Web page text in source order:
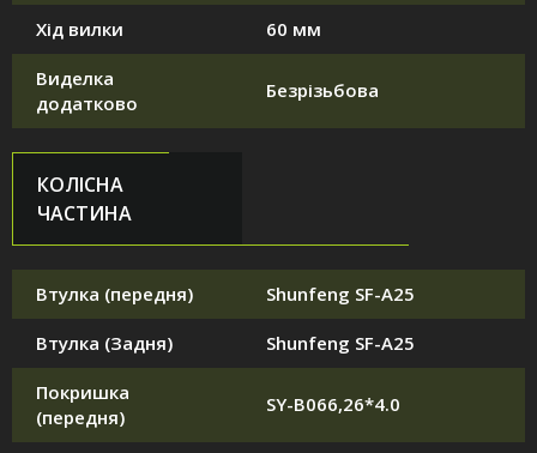
Хід вилки 60 мм
Виделка
додатково
Безрізьбова
КОЛІСНА
ЧАСТИНА
Втулка (передня) Shunfeng SF-A25
Втулка (Задня) Shunfeng SF-A25
Покришка
(передня)
SY-B066,26*4.0